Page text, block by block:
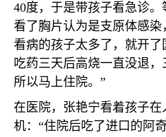
40度，于是带孩子看急诊
看了胸片认为是支原体感
看病的孩子太多了，就开
吃药三天后高烧一直没退，
所以马上住院。”
在医院，张艳宁看着孩子
机：“住院后吃了进口的阿